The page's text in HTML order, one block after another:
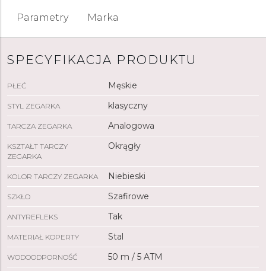
Parametry Marka
SPECYFIKACJA PRODUKTU
PŁEĆ Męskie
STYL ZEGARKA klasyczny
TARCZA ZEGARKA Analogowa
KSZTAŁT TARCZY
ZEGARKA
Okrągły
KOLOR TARCZY ZEGARKA Niebieski
SZKŁO Szafirowe
ANTYREFLEKS Tak
MATERIAŁ KOPERTY Stal
WODOODPORNOŚĆ 50 m / 5 ATM